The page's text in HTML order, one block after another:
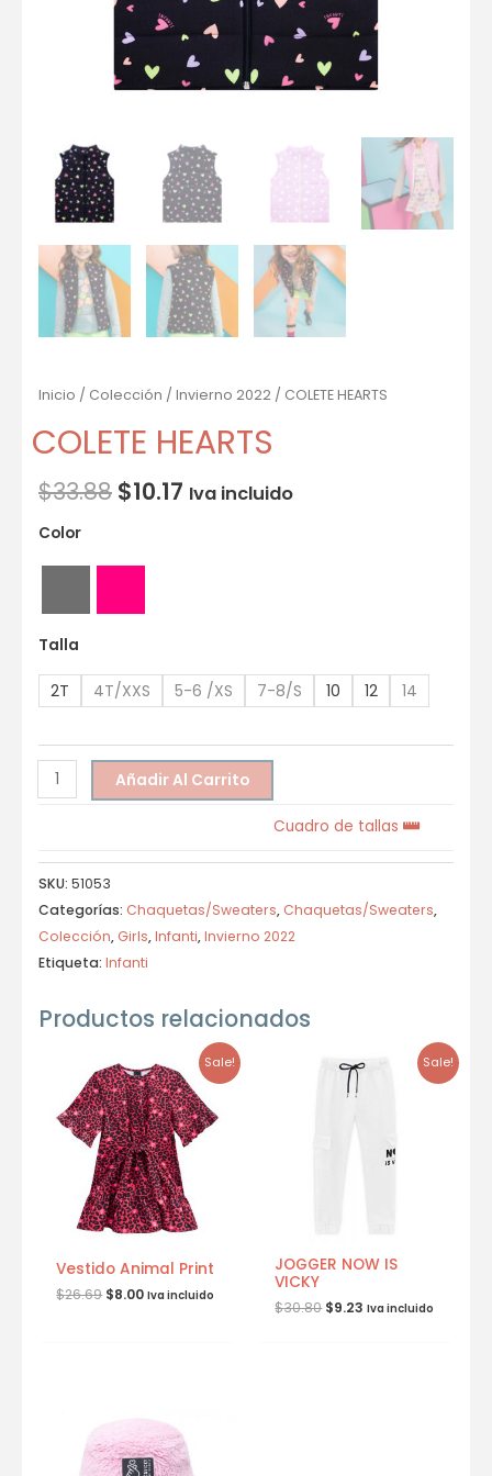
Inicio / Colección / Invierno 2022 / COLETE HEARTS
COLETE HEARTS
$33.88 $10.17 Iva incluido
Color
Talla
2T 4T/XXS 5-6 /XS 7-8/S 10 12 14
Añadir Al Carrito
Cuadro de tallas
SKU: 51053
Categorías: Chaquetas/Sweaters, Chaquetas/Sweaters,
Colección, Girls,Infanti,Invierno 2022
Etiqueta: Infanti
Productos relacionados
Sale!
Vestido Animal Print
$26.69 $8.00 Iva incluido
Sale!
JOGGER NOW IS
VICKY
$30.80 $9.23 Iva incluido